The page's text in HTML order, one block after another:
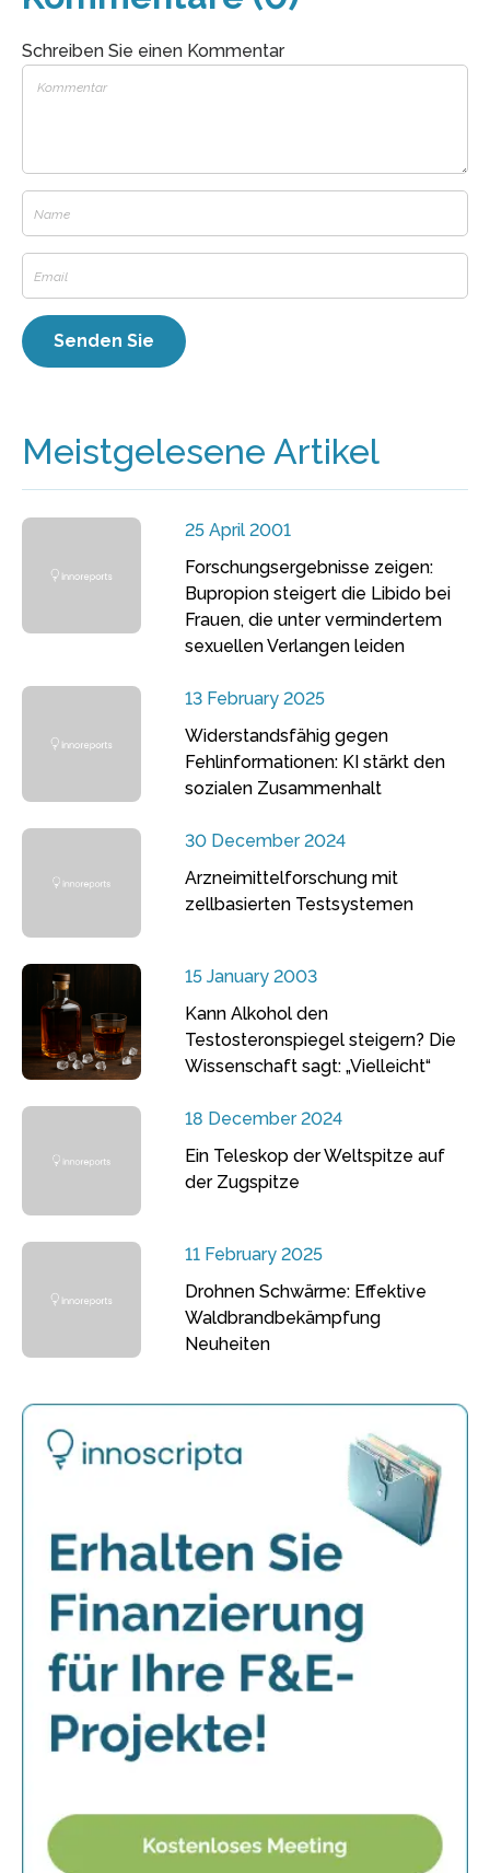
Schreiben Sie einen Kommentar
Meistgelesene Artikel
25 April 2001
Forschungsergebnisse zeigen:
Bupropion steigert die Libido bei
Frauen, die unter vermindertem
sexuellen Verlangen leiden
13 February 2025
Widerstandsfähig gegen
Fehlinformationen: KI stärkt den
sozialen Zusammenhalt
30 December 2024
Arzneimittelforschung mit
zellbasierten Testsystemen
15 January 2003
Kann Alkohol den
Testosteronspiegel steigern? Die
Wissenschaft sagt: „Vielleicht“
18 December 2024
Ein Teleskop der Weltspitze auf
der Zugspitze
11 February 2025
Drohnen Schwärme: Effektive
Waldbrandbekämpfung
Neuheiten